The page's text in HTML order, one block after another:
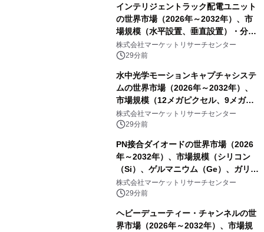
インテリジェントラック配電ユニット
の世界市場（2026年～2032年）、市
場規模（水平設置、垂直設置）・分析
レポートを発表
株式会社マーケットリサーチセンター
29分前
水中光学モーションキャプチャシステ
ムの世界市場（2026年～2032年）、
市場規模（12メガピクセル、9メガピ
クセル、4メガピクセル、2メガピクセ
ル、その他）・分析レポートを発表
株式会社マーケットリサーチセンター
29分前
PN接合ダイオードの世界市場（2026
年～2032年）、市場規模（シリコン
（Si）、ゲルマニウム（Ge）、ガリウ
ムヒ素（GaAs）、炭化ケイ素
（SiC）、窒化ガリウム（GaN））・
株式会社マーケットリサーチセンター
29分前
ヘビーデューティー・チャンネルの世
界市場（2026年～2032年）、市場規